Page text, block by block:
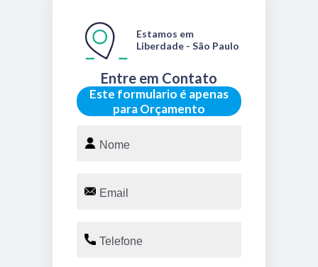
Este formulario é apenas
para Orçamento
Entre em Contato
Estamos em
Liberdade - São Paulo